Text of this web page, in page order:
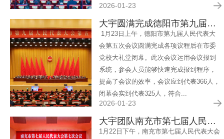
2026-01-23
大宇圆满完成德阳市第九届人民代表大会第五次会议保障任务
1月23日上午，德阳市第九届人民代表大
会第五次会议圆满完成各项议程后在市委
党校大礼堂闭幕。此次会议运用会议报到
系统，参会人员能够快速完成报到程序，
提高了会议的效率，会议应到代表366人，
闭幕会实到代表325人，符合...
2026-01-23
大宇团队南充市第七届人民代表大会第七次会议圆满服务
1月22日下午，南充市第七届人民代表大会